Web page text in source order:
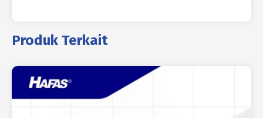
Produk Terkait